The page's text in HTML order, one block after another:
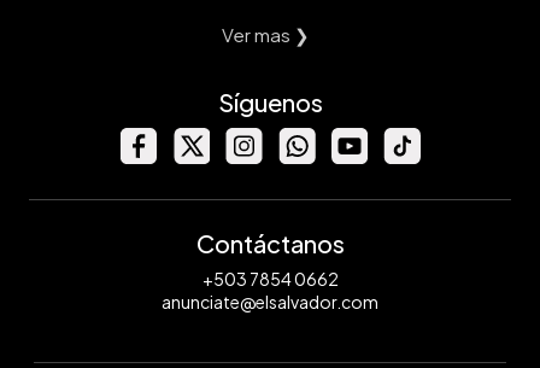
Ver mas ❯
Síguenos
Contáctanos
+503 7854 0662
anunciate@elsalvador.com